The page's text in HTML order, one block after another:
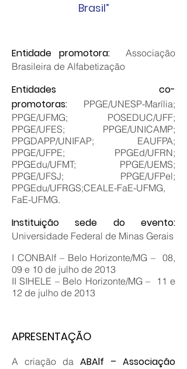
Brasil”
Entidade promotora:
Associação
Brasileira de Alfabetização
Entidades co-
promotoras: PPGE/UNESP-Marília;
PPGE/UFMG; POSEDUC/UFF;
PPGE/UFES; PPGE/UNICAMP;
PPGDAPP/UNIFAP; EAUFPA;
PPGE/UFPE; PPGEd/UFRN;
PPGEdu/UFMT; PPGE/UEMS;
PPGE/UFSJ; PPGE/UFPel;
PPGEdu/UFRGS;CEALE-FaE-UFMG,
FaE-UFMG.
Instituição sede do evento:
Universidade Federal de Minas Gerais
I CONBAlf – Belo Horizonte/MG – 08,
09 e 10 de julho de 2013
II SIHELE – Belo Horizonte/MG – 11 e
12 de julho de 2013
APRESENTAÇÃO
A criação da ABAlf – Associação